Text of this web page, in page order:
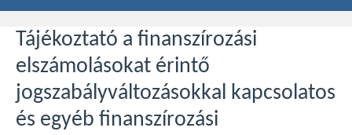
Tájékoztató a finanszírozási
elszámolásokat érintő
jogszabályváltozásokkal kapcsolatos
és egyéb finanszírozási